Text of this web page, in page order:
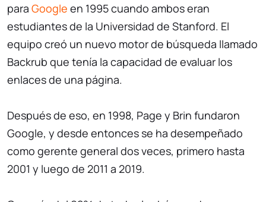
para Google en 1995 cuando ambos eran
estudiantes de la Universidad de Stanford. El
equipo creó un nuevo motor de búsqueda llamado
Backrub que tenía la capacidad de evaluar los
enlaces de una página.
Después de eso, en 1998, Page y Brin fundaron
Google, y desde entonces se ha desempeñado
como gerente general dos veces, primero hasta
2001 y luego de 2011 a 2019.